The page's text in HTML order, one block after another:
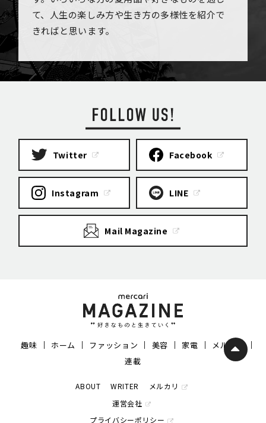
て、人生の楽しみ方や生き方の多様性を紹介で
きればと思います。
Twitter Facebook
Instagram LINE
Mail Magazine
趣味 ホーム ファッション 美容 家電
メルカリ
連載
ABOUT WRITER
メルカリ
運営会社
プライバシーポリシー